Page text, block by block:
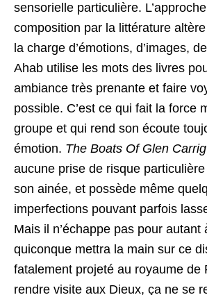
sensorielle particulière.
composition par la littérature
la charge d’émotions, d’images,
Ahab utilise les mots des livres
ambiance très prenante et faire
possible. C’est ce qui fait la force
groupe et qui rend son écoute
émotion. The Boats Of Glen Carrig
aucune prise de risque
son ainée, et possède même
imperfections pouvant parfois
Mais il n’échappe pas pour autant
quiconque mettra la main sur ce
fatalement projeté au royaume de
rendre visite aux Dieux, ça ne se